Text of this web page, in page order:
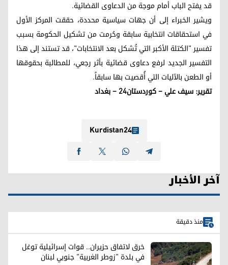
قد يفتح الباب أمام موجة من الدعاوى القضائية.
ويشير الخبراء إلى أن جهات سياسية محددة، حققت المركز الأول
في استحقاقات انتخابية سابقة وحُرمت من تشكيل الحكومة بسبب
تفسير "الكتلة الأكبر التي تُشكل بعد الانتخابات"، قد تستند إلى هذا
التفسير الجديد لرفع دعاوى قضائية بأثر رجعي، للمطالبة بحقوقها
أو الطعن بالآليات التي أُقصيت بها سابقاً.
تقرير: سيف علي – كوردستان24 – بغداد
Kurdistan24
آخر الأخبار
منذ دقيقة
خرق لاتفاق حزيران.. قوات إسرائيلية توغل
في بلدة "زوطر الغربية" جنوبي لبنان